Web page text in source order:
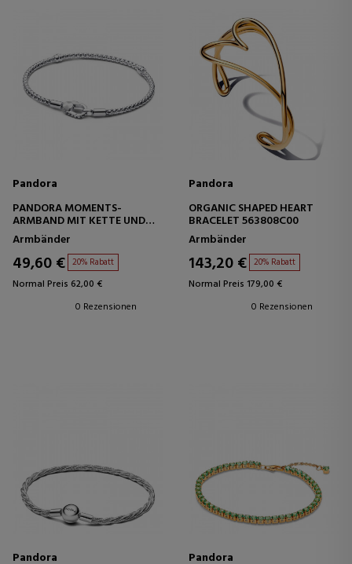
Pandora
PANDORA MOMENTS-
ARMBAND MIT KETTE UND
NIETENVERSCHLUSS
593681C00
Armbänder
49,60 € 20% Rabatt
Normal Preis 62,00 €
0 Rezensionen
Pandora
ORGANIC SHAPED HEART
BRACELET 563808C00
Armbänder
143,20 € 20% Rabatt
Normal Preis 179,00 €
0 Rezensionen
Pandora Pandora